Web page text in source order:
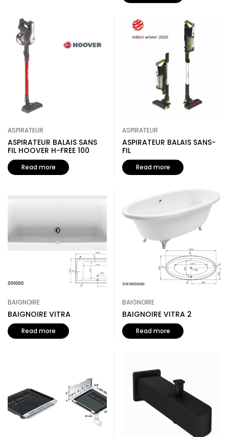
ASPIRATEUR
ASPIRATEUR BALAIS SANS
FIL HOOVER H-FREE 100
Read more
ASPIRATEUR
ASPIRATEUR BALAIS SANS-
FIL
Read more
BAIGNOIRE
BAIGNOIRE VITRA
Read more
BAIGNOIRE
BAIGNOIRE VITRA 2
Read more